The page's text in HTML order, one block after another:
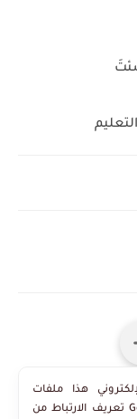
هذا ملفات
تعريف الارتباط من Google لتقديم خدماته